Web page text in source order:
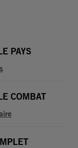
PAYS
COMBAT